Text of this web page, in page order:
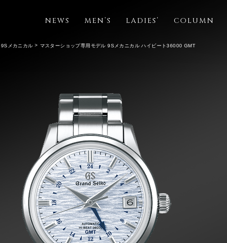
NEWS MEN’S LADIES’ COLUMN
メカニカル マスターショップ専用モデル 9Sメカニカル ハイビート36000 GMT